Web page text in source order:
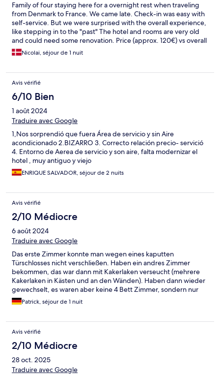
Family of four staying here for a overnight rest when traveling
from Denmark to France. We came late. Check-in was easy with
self-service. But we were surprised with the overall experience,
like stepping in to the "past" The hotel and rooms are very old
and could need some renovation. Price (approx. 120€) vs overall
impression. I need to give it a low score. Would not recommend
this hotel.
Nicolai, séjour de 1 nuit
Avis vérifié
6/10 Bien
1 août 2024
Traduire avec Google
1,Nos sorprendió que fuera Área de servicio y sin Aire
acondicionado 2.BIZARRO 3. Correcto relación precio- servició
4. Entorno de Aerea de servicio y son aire, falta modernizar el
hotel , muy antiguo y viejo
ENRIQUE SALVADOR, séjour de 2 nuits
Avis vérifié
2/10 Médiocre
6 août 2024
Traduire avec Google
Das erste Zimmer konnte man wegen eines kaputten
Türschlosses nicht verschließen. Haben ein andres Zimmer
bekommen, das war dann mit Kakerlaken verseucht (mehrere
Kakerlaken in Kästen und an den Wänden). Haben dann wieder
gewechselt, es waren aber keine 4 Bett Zimmer, sondern nur
noch zwei Doppelzimmer verfügbar. Auch stark
renovierungsbedürftig, aber wenigstens keine Kakerlaken und
Patrick, séjour de 1 nuit
Avis vérifié
2/10 Médiocre
28 oct. 2025
Traduire avec Google